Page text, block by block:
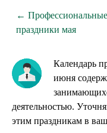
← Профессиональные
праздники мая
Календарь
июня
деятельностью.
этим праздникам в